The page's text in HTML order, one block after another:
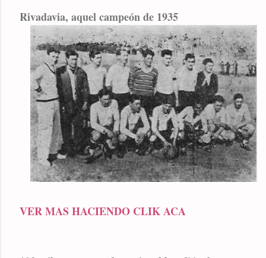
Rivadavia, aquel campeón de 1935
VER MAS HACIENDO CLIK ACA